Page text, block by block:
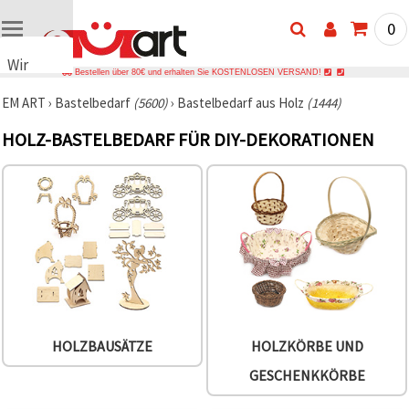
Wir
Cookies
verwenden
ähnliche
Technologien,
ordnungsgemäße
Funktionieren
der Website
sicherzustellen,
Nutzungserlebnis
Ihrer
0
Bestellen über 80€ und erhalten Sie KOSTENLOSEN VERSAND!
EM ART › Bastelbedarf (5600)› Bastelbedarf aus Holz (1444)
HOLZ-BASTELBEDARF FÜR DIY-DEKORATIONEN
HOLZBAUSÄTZE
HOLZKÖRBE UND
GESCHENKKÖRBE